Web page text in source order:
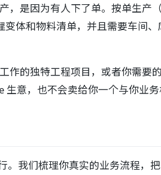
，是因为有人下了单。按单生
体和物料清单，并且需要车间
的独特工程项目，或者你需要的
意，也不会卖给你一个与你业
我们梳理你真实的业务流程，